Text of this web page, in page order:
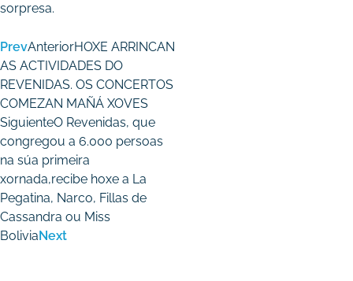
sorpresa.
PrevAnteriorHOXE ARRINCAN
AS ACTIVIDADES DO
REVENIDAS. OS CONCERTOS
COMEZAN MAÑÁ XOVES
SiguienteO Revenidas, que
congregou a 6.000 persoas
na súa primeira
xornada,recibe hoxe a La
Pegatina, Narco, Fillas de
Cassandra ou Miss
Bolivia Next